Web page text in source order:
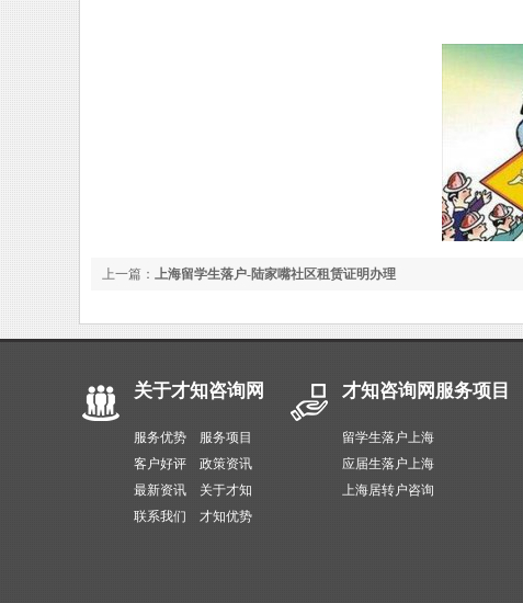
上一篇： 上海留学生落户-陆家嘴社区租赁证明办理
关于才知咨询网
服务优势
服务项目
客户好评
政策资讯
最新资讯
关于才知
联系我们
才知优势
才知咨询网服务项目
留学生落户上海
应届生落户上海
上海居转户咨询